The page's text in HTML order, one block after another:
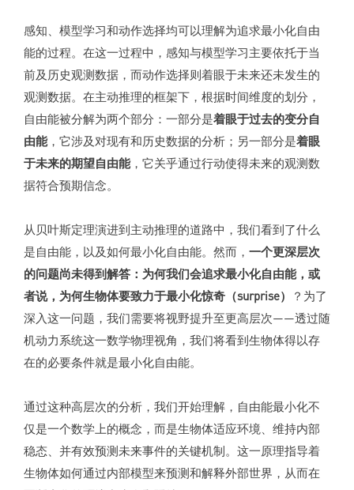
感知、模型学习和动作选择均可以理解为追求最小化自由
能的过程。在这一过程中，感知与模型学习主要依托于当
前及历史观测数据，而动作选择则着眼于未来还未发生的
观测数据。在主动推理的框架下，根据时间维度的划分，
自由能被分解为两个部分：一部分是着眼于过去的变分自
由能，它涉及对现有和历史数据的分析；另一部分是着眼
于未来的期望自由能，它关乎通过行动使得未来的观测数
据符合预期信念。
从贝叶斯定理演进到主动推理的道路中，我们看到了什么
是自由能，以及如何最小化自由能。然而， 一个更深层次
的问题尚未得到解答：为何我们会追求最小化自由能，或
者说，为何生物体要致力于最小化惊奇（surprise）
？为了
深入这一问题，我们需要将视野提升至更高层次——透过随
机动力系统这一数学物理视角，我们将看到生物体得以存
在的必要条件就是最小化自由能。
通过这种高层次的分析，我们开始理解，自由能最小化不
仅是一个数学上的概念，而是生物体适应环境、维持内部
稳态、并有效预测未来事件的关键机制。这一原理指导着
生物体如何通过内部模型来预测和解释外部世界，从而在